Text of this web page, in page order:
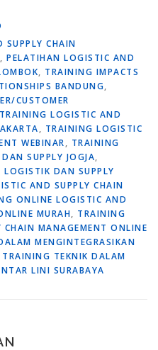
SUPPLY CHAIN
, PELATIHAN LOGISTIC AND
, TRAINING IMPACTS
BANDUNG,
CUSTOMER
TRAINING LOGISTIC AND
, TRAINING LOGISTIC
WEBINAR, TRAINING
SUPPLY JOGJA,
DAN SUPPLY
AND SUPPLY CHAIN
ONLINE LOGISTIC AND
MURAH, TRAINING
MANAGEMENT ONLINE
MENGINTEGRASIKAN
TRAINING TEKNIK DALAM
LINI SURABAYA